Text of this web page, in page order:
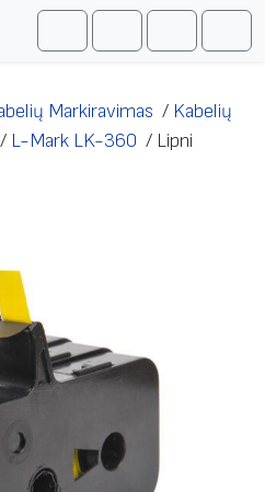
SearchAccountCart
Markiravimas / Kabelių
/ L-Mark LK-360 / Lipni